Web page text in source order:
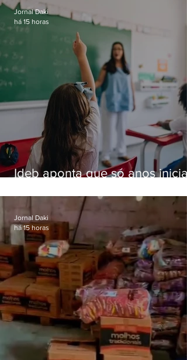
Ideb aponta que só anos
educação
Jornal Daki
há 15 horas
Jornal Daki
há 15 horas